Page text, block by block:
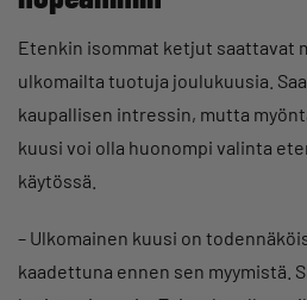
Etenkin isommat ketjut saattavat
ulkomailta tuotuja joulukuusia.
kaupallisen intressin, mutta
kuusi voi olla huonompi valinta
käytössä.
– Ulkomainen kuusi on
kaadettuna ennen sen myymistä.